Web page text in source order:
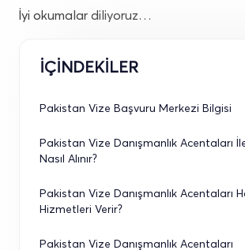
İyi okumalar diliyoruz…
İÇİNDEKİLER
Pakistan Vize Başvuru Merkezi Bilgisi
Pakistan Vize Danışmanlık Acentaları
Nasıl Alınır?
Pakistan Vize Danışmanlık Acentaları
Hizmetleri Verir?
Pakistan Vize Danışmanlık Acentaları